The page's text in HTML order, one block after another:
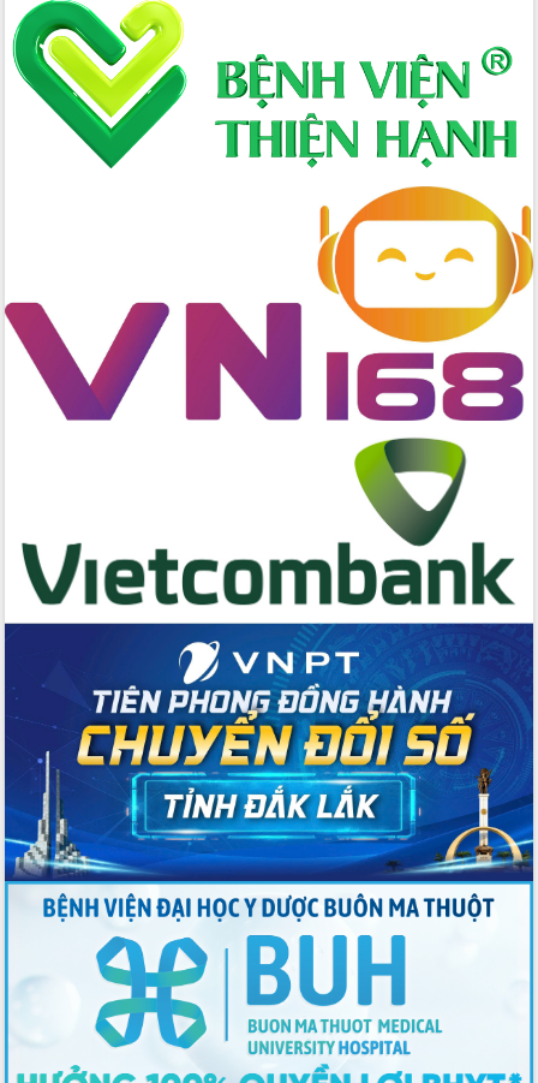
Lấy ý kiến điều chỉnh Quy hoạch tỉnh
Đắk Lắk thời kỳ 2021-2030, tầm nhìn
đến năm 2050
Phát động chiến dịch 30 ngày đêm
giải phóng mặt bằng Tuyến đường bộ
Đắk Lắk nỗ lực thúc đẩy tăng trưởng
Việt Nam
Thứ trưởng Bộ Y tế làm việc với tỉnh
Đắk Lắk về phát triển nhân lực y tế
cho trạm y tế cấp xã
Du lịch Đắk Lắk nâng tầm trải nghiệm
Đoàn đại biểu Quốc hội tỉnh Đắk Lắk
trao đổi thông tin trước Kỳ họp thứ
nhất, Quốc hội khóa XVI
Quyết liệt cải cách hành chính, khơi
thông nguồn lực phát triển
Nâng cao hiệu lực, hiệu quả HĐND
tỉnh thông qua hiện đại hóa hành chính
Xã Ea Phê gắn cải cách hành chính với
chuyển đổi số
Phó Chủ tịch Thường trực UBND tỉnh
Hồ Thị Nguyên Thảo làm việc tại Trung
tâm Phục vụ hành chính công xã Ea
Phê
Xây dựng nền hành chính số đồng
hành cùng nông dân dân, doanh nghiệp
Giai đoạn 2026-2030, Đắk Lắk phấn
đấu có 77% xã đạt chuẩn nông thôn
Chuyển đổi số 'mở đường' cho nông